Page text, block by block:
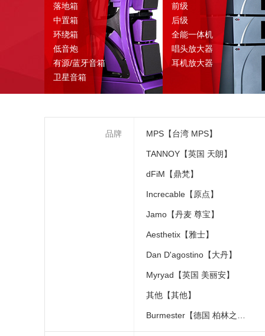
落地箱
中置箱
环绕箱
低音炮
有源/蓝牙音箱
卫星音箱
前级
后级
全能一体机
唱头放大器
耳机放大器
品牌 MPS【台湾 MPS】
TANNOY【英国 天朗】
dFiM【鼎梵】
Increcable【原点】
Jamo【丹麦 尊宝】
Aesthetix【雅士】
Dan D'agostino【大丹】
Myryad【英国 美丽安】
其他【其他】